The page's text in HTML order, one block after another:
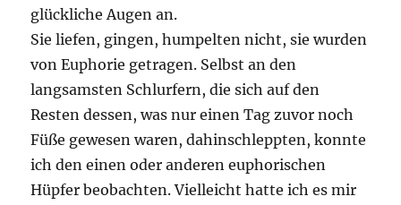
glückliche Augen an.
Sie liefen, gingen, humpelten nicht, sie wurden
von Euphorie getragen. Selbst an den
langsamsten Schlurfern, die sich auf den
Resten dessen, was nur einen Tag zuvor noch
Füße gewesen waren, dahinschleppten, konnte
ich den einen oder anderen euphorischen
Hüpfer beobachten. Vielleicht hatte ich es mir